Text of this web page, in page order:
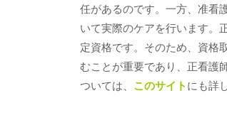
任があるのです。一方、准看
いて実際のケアを行います。
定資格です。そのため、資格
むことが重要であり、正看護
ついては、 このサイト にも詳